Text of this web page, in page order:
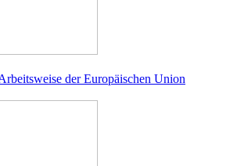
der Europäischen Union